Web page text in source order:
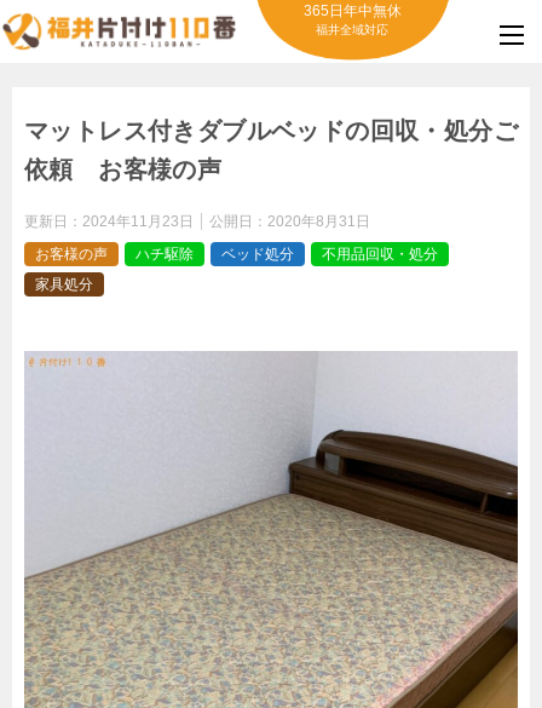
365日年中無休
福井全域対応
マットレス付きダブルベッドの回収・処分ご
依頼 お客様の声
更新日： 2024年11月23日 公開日： 2020年8月31日
お客様の声
ハチ駆除 ベッド処分
不用品回収・処分
家具処分